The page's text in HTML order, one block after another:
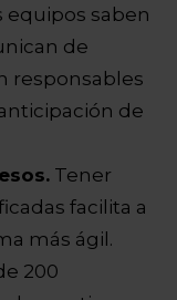
equipos saben
de
responsables
de
Tener
facilita a
más ágil.
200